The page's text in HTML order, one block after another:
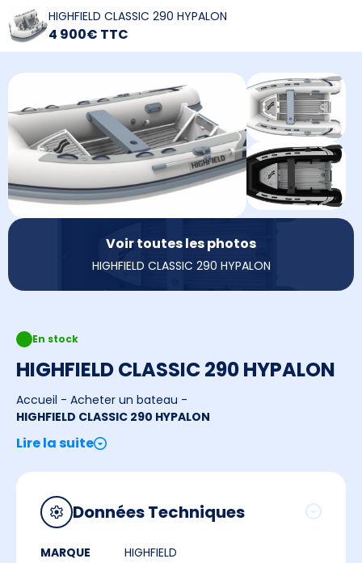
HIGHFIELD CLASSIC 290 HYPALON
4 900€ TTC
Voir toutes les photos
HIGHFIELD CLASSIC 290 HYPALON
En stock
HIGHFIELD CLASSIC 290 HYPALON
Accueil - Acheter un bateau -
HIGHFIELD CLASSIC 290 HYPALON
Lire la suite
Données Techniques
MARQUE HIGHFIELD